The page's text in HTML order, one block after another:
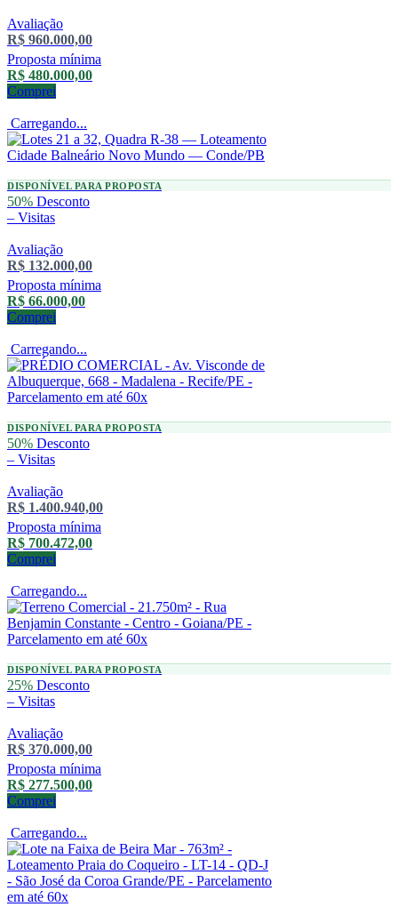
Avaliação
R$ 960.000,00
Proposta mínima
R$ 480.000,00
Comprei
Carregando...
DISPONÍVEL PARA PROPOSTA
50% Desconto
– Visitas
Avaliação
R$ 132.000,00
Proposta mínima
R$ 66.000,00
Comprei
Carregando...
DISPONÍVEL PARA PROPOSTA
50% Desconto
– Visitas
Avaliação
R$ 1.400.940,00
Proposta mínima
R$ 700.472,00
Comprei
Carregando...
DISPONÍVEL PARA PROPOSTA
25% Desconto
– Visitas
Avaliação
R$ 370.000,00
Proposta mínima
R$ 277.500,00
Comprei
Carregando...